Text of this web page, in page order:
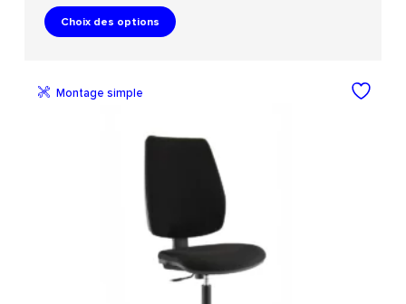
Choix des options
Montage simple